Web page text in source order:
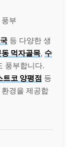
부
등 다양한 생
먹자골목, 수
풍부합니다.
트코 양평점 등
경을 제공합